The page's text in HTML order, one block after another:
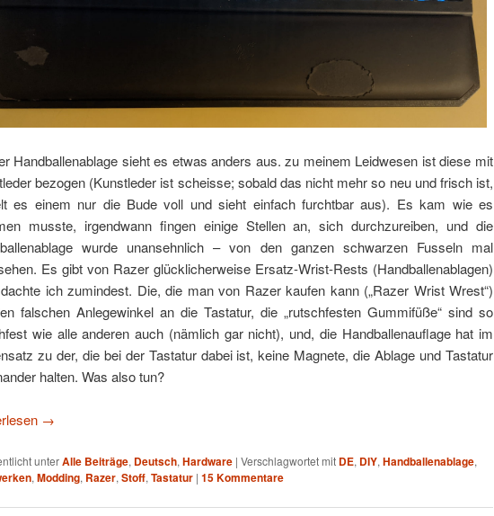
Handballenablage sieht es etwas anders aus. zu meinem Leidwesen ist diese mit
bezogen (Kunstleder ist scheisse; sobald das nicht mehr so neu und frisch ist,
es einem nur die Bude voll und sieht einfach furchtbar aus). Es kam wie es
musste, irgendwann fingen einige Stellen an, sich durchzureiben, und die
wurde unansehnlich – von den ganzen schwarzen Fusseln mal
Es gibt von Razer glücklicherweise Ersatz-Wrist-Rests (Handballenablagen)
ich zumindest. Die, die man von Razer kaufen kann („Razer Wrist Wrest“)
falschen Anlegewinkel an die Tastatur, die „rutschfesten Gummifüße“ sind so
wie alle anderen auch (nämlich gar nicht), und, die Handballenauflage hat im
zu der, die bei der Tastatur dabei ist, keine Magnete, die Ablage und Tastatur
halten. Was also tun?
→
unterAlle Beiträge, Deutsch, Hardware | Verschlagwortet mit DE, DIY, Handballenablage,
, Modding, Razer, Stoff, Tastatur | 15Kommentare